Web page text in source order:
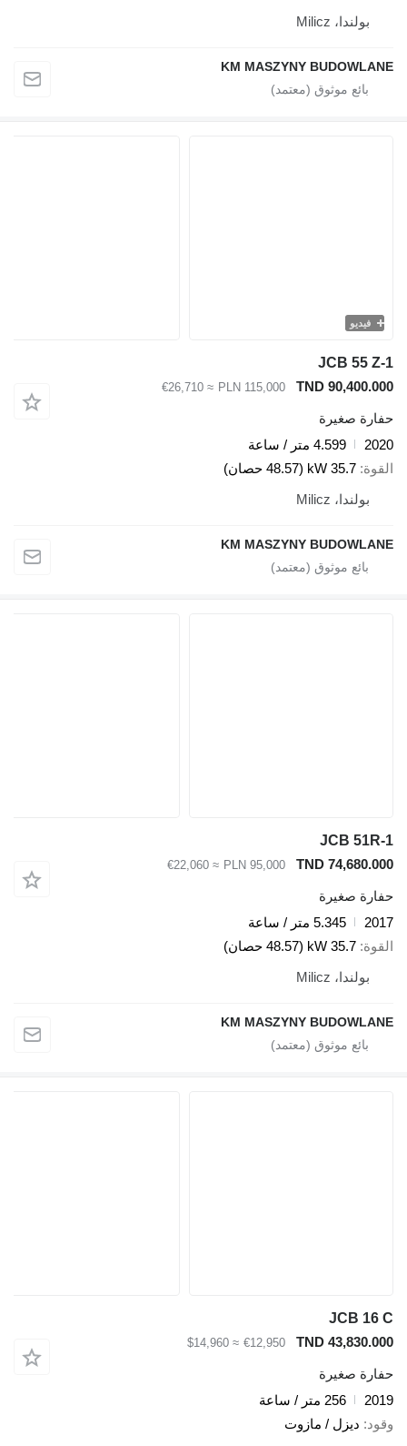
بولندا، Milicz
KM MASZYNY
فيديو
JCB 55 Z-
TND
PLN 115,000
≈ €26,710
صغيرة
4.599 متر / ساعة
35.7 kW (48.57 حصان)
بولندا، Milicz
KM MASZYNY
JCB 51R-
TND
PLN 95,000
≈ €22,060
صغيرة
5.345 متر / ساعة
35.7 kW (48.57 حصان)
بولندا، Milicz
KM MASZYNY
JCB 16
TND
€12,950
≈ $14,960
صغيرة
256 متر / ساعة
ديزل / مازوت